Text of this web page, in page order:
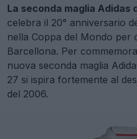
La seconda maglia
celebra il 20° anniversario
nella Coppa del Mondo per
Barcellona. Per
nuova seconda maglia
27 si ispira fortemente al
del 2006.